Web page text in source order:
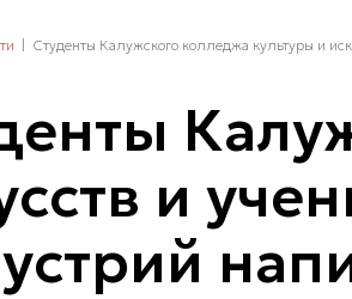
Студенты Калужского колледжа культуры и
и